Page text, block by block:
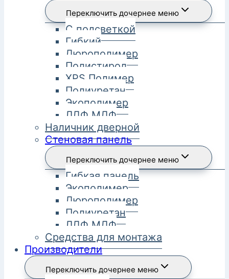
Переключить дочернее меню
С подсветкой
Гибкий
Дюрополимер
Полистирол
XPS Полимер
Полиуретан
Экополимер
ЛДФ МДФ
Наличник дверной
Стеновая панель
Переключить дочернее меню
Гибкая панель
Экополимер
Дюрополимер
Полиуретан
ЛДФ МДФ
Средства для монтажа
Производители
Переключить дочернее меню